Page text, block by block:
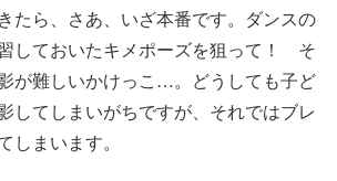
たら、さあ、いざ本番です。ダンスの
しておいたキメポーズを狙って！ そ
が難しいかけっこ…。どうしても子ど
してしまいがちですが、それではブレ
しまいます。